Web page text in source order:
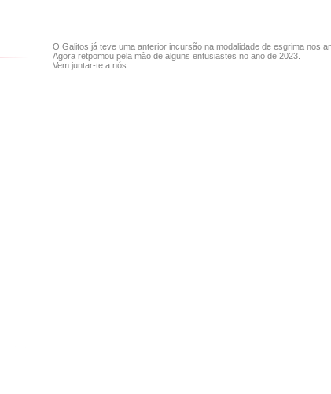
O Galitos já teve uma anterior incursão na modalidade de esgrima nos
Agora retpomou pela mão de alguns entusiastes no ano de 2023.
Vem juntar-te a nós